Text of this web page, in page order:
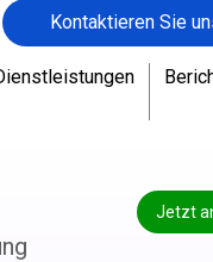
Kontaktieren Sie
Jetzt